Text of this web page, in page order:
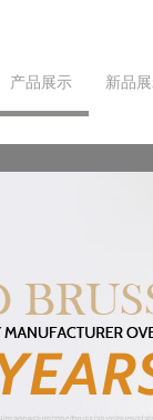
产品展示 新品